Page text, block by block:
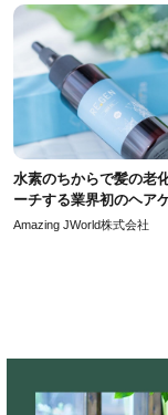
水素のちからで髪の老
ーチする業界初のヘア
Amazing JWorld株式会社